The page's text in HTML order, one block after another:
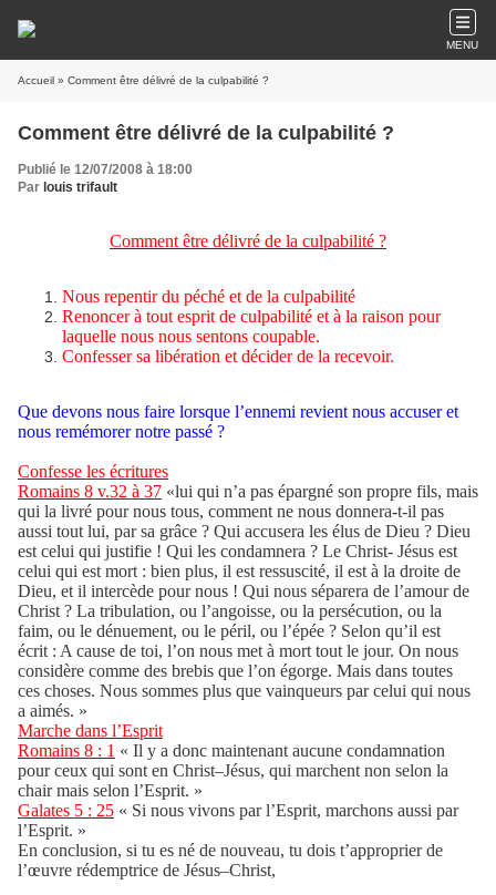
MENU
Accueil » Comment être délivré de la culpabilité ?
Comment être délivré de la culpabilité ?
Publié le 12/07/2008 à 18:00
Par louis trifault
Comment être délivré de la culpabilité ?
Nous repentir du péché et de la culpabilité
Renoncer à tout esprit de culpabilité et à la raison pour
laquelle nous nous sentons coupable.
Confesser sa libération et décider de la recevoir.
Que devons nous faire lorsque l’ennemi revient nous accuser et
nous remémorer notre passé ?
Confesse les écritures
Romains 8 v.32 à 37 «lui qui n’a pas épargné son propre fils, mais
qui la livré pour nous tous, comment ne nous donnera-t-il pas
aussi tout lui, par sa grâce ? Qui accusera les élus de Dieu ? Dieu
est celui qui justifie ! Qui les condamnera ? Le Christ- Jésus est
celui qui est mort : bien plus, il est ressuscité, il est à la droite de
Dieu, et il intercède pour nous ! Qui nous séparera de l’amour de
Christ ? La tribulation, ou l’angoisse, ou la persécution, ou la
faim, ou le dénuement, ou le péril, ou l’épée ? Selon qu’il est
écrit : A cause de toi, l’on nous met à mort tout le jour. On nous
considère comme des brebis que l’on égorge. Mais dans toutes
ces choses. Nous sommes plus que vainqueurs par celui qui nous
a aimés. »
Marche dans l’Esprit
Romains 8 : 1 « Il y a donc maintenant aucune condamnation
pour ceux qui sont en Christ–Jésus, qui marchent non selon la
chair mais selon l’Esprit. »
Galates 5 : 25 « Si nous vivons par l’Esprit, marchons aussi par
l’Esprit. »
En conclusion, si tu es né de nouveau, tu dois t’approprier de
l’œuvre rédemptrice de Jésus–Christ,